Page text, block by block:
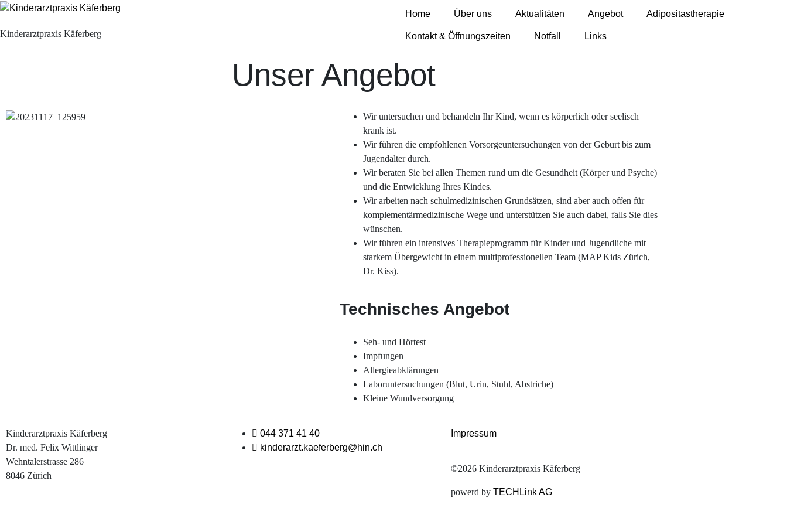
Kinderarztpraxis Käferberg
Home Über uns Aktualitäten Angebot Adipositastherapie
Kontakt & Öffnungszeiten Notfall Links
Unser Angebot​
Wir untersuchen und behandeln Ihr Kind, wenn es körperlich oder seelisch
krank ist.
Wir führen die empfohlenen Vorsorgeuntersuchungen von der Geburt bis zum
Jugendalter durch.
Wir beraten Sie bei allen Themen rund um die Gesundheit (Körper und Psyche)
und die Entwicklung Ihres Kindes.
Wir arbeiten nach schulmedizinischen Grundsätzen, sind aber auch offen für
komplementärmedizinische Wege und unterstützen Sie auch dabei, falls Sie dies
wünschen.
Wir führen ein intensives Therapieprogramm für Kinder und Jugendliche mit
starkem Übergewicht in einem multiprofessionellen Team (MAP Kids Zürich,
Dr. Kiss).
Technisches Angebot
Seh- und Hörtest
Impfungen
Allergieabklärungen
Laboruntersuchungen (Blut, Urin, Stuhl, Abstriche)
Kleine Wundversorgung
Kinderarztpraxis Käferberg
Dr. med. Felix Wittlinger
Wehntalerstrasse 286
8046 Zürich
044 371 41 40
kinderarzt.kaeferberg@hin.ch
Impressum
©2026 Kinderarztpraxis Käferberg
powerd by TECHLink AG